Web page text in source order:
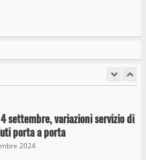
arrestano due giovani per
settembre, variazioni servizio di
porta a porta
2024